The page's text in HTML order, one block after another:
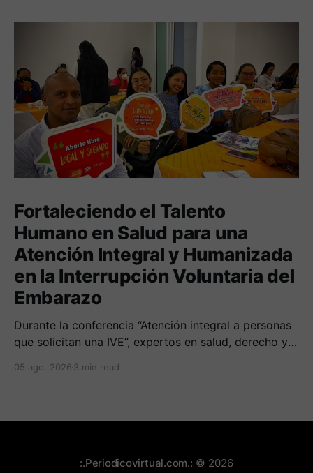
Fortaleciendo el Talento
Humano en Salud para una
Atención Integral y Humanizada
en la Interrupción Voluntaria del
Embarazo
Durante la conferencia “Atención integral a personas
que solicitan una IVE”, expertos en salud, derecho y
sobre cómo abordar esta temática desde una
05 ago. 2026 3 min read
:.Periodicovirtual.com.: © 2026